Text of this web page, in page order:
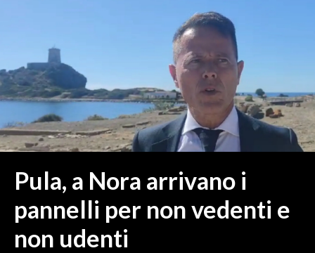
SASSARI E PROVINCIA
GALLURA
NUORO E PROVINCIA
AGENDA
ITALIA
MONDO
POLITICA
Pula, a Nora arrivano i
pannelli per non vedenti e
non udenti